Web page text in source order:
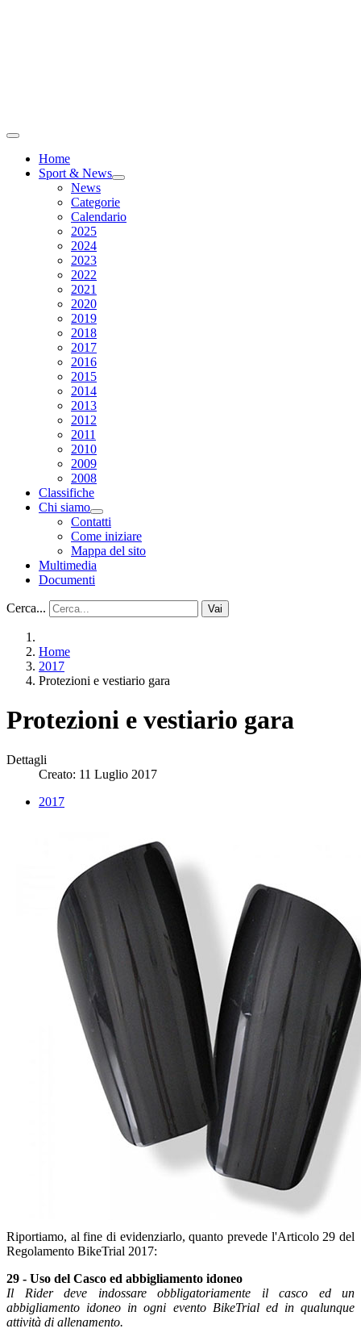
Home
Sport & News
News
Categorie
Calendario
2025
2024
2023
2022
2021
2020
2019
2018
2017
2016
2015
2014
2013
2012
2011
2010
2009
2008
Classifiche
Chi siamo
Contatti
Come iniziare
Mappa del sito
Multimedia
Documenti
Cerca... Vai
Home
2017
Protezioni e vestiario gara
Protezioni e vestiario gara
Dettagli
Creato: 11 Luglio 2017
2017
Riportiamo, al fine di evidenziarlo, quanto prevede l'Articolo 29 del
Regolamento BikeTrial 2017:
29 - Uso del Casco ed abbigliamento idoneo
Il Rider deve indossare obbligatoriamente il casco ed un
abbigliamento idoneo in ogni evento BikeTrial ed in qualunque
attività di allenamento.